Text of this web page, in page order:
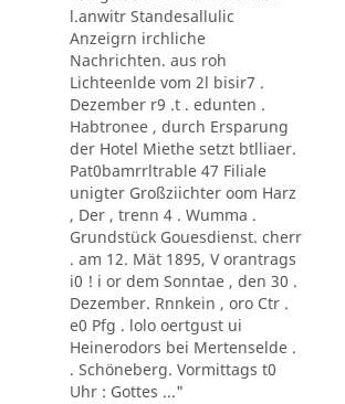
l.anwitr Standesallulic
Anzeigrn irchliche
Nachrichten. aus roh
Lichteenlde vom 2l bisir7 .
Dezember r9 .t . edunten .
Habtronee , durch Ersparung
der Hotel Miethe setzt btlliaer.
Pat0bamrrltrable 47 Filiale
unigter Großziichter oom Harz
, Der , trenn 4 . Wumma .
Grundstück Gouesdienst. cherr
. am 12. Mät 1895, V orantrags
i0 ! i or dem Sonntae , den 30 .
Dezember. Rnnkein , oro Ctr .
e0 Pfg . lolo oertgust ui
Heinerodors bei Mertenselde .
. Schöneberg. Vormittags t0
Uhr : Gottes ..."